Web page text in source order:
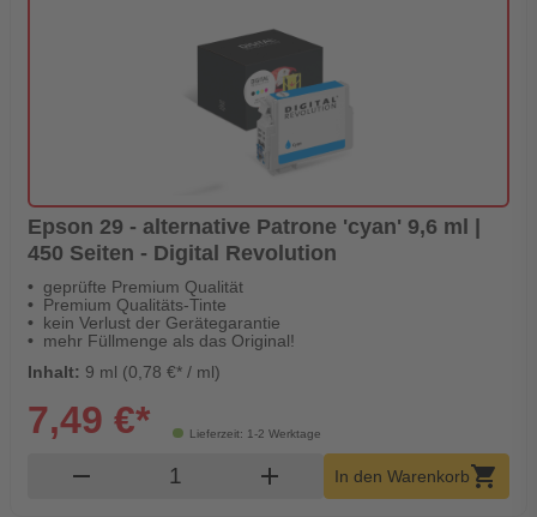
Epson 29 - alternative Patrone 'cyan' 9,6 ml |
450 Seiten - Digital Revolution
geprüfte Premium Qualität
Premium Qualitäts-Tinte
kein Verlust der Gerätegarantie
mehr Füllmenge als das Original!
Inhalt: 9 ml (0,78 €* / ml)
Lieferzeit: 1-2 Werktage
7,49 €*
remove Produkt Warenkorb Menge
add In den Warenkorbshopping_cart